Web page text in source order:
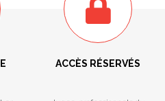
ACCÈS RÉSERVÉS